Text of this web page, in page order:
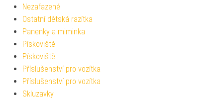
Nezařazené
Ostatní dětská razítka
Panenky a miminka
Pískoviště
Pískoviště
Příslušenství pro vozítka
Příslušenství pro vozítka
Skluzavky